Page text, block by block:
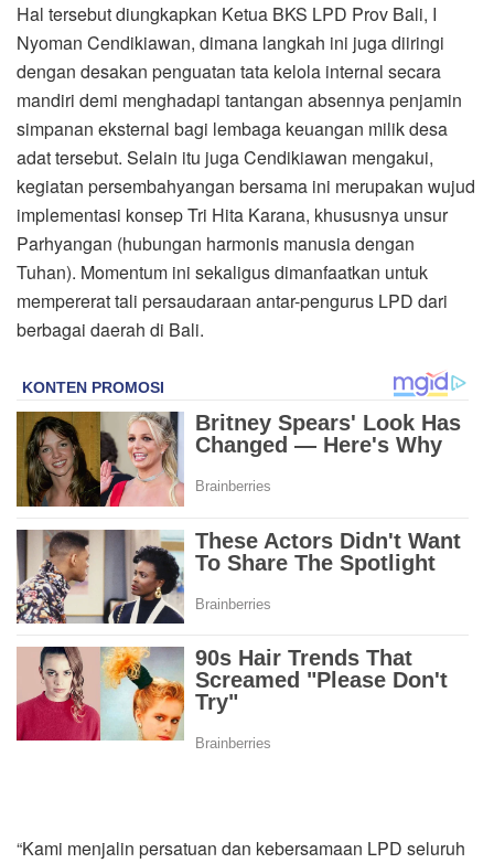
Hal tersebut diungkapkan Ketua BKS LPD Prov Bali, I
Nyoman Cendikiawan, dimana langkah ini juga diiringi
dengan desakan penguatan tata kelola internal secara
mandiri demi menghadapi tantangan absennya penjamin
simpanan eksternal bagi lembaga keuangan milik desa
adat tersebut. Selain itu juga Cendikiawan mengakui,
kegiatan persembahyangan bersama ini merupakan wujud
implementasi konsep Tri Hita Karana, khususnya unsur
Parhyangan (hubungan harmonis manusia dengan
Tuhan). Momentum ini sekaligus dimanfaatkan untuk
mempererat tali persaudaraan antar-pengurus LPD dari
berbagai daerah di Bali.
“Kami menjalin persatuan dan kebersamaan LPD seluruh